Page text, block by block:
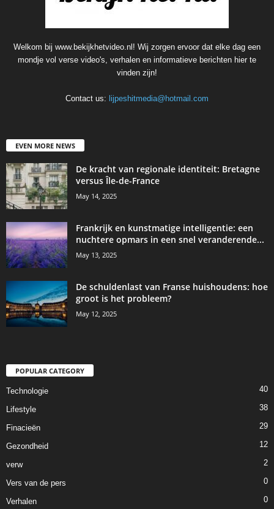
Welkom bij www.bekijkhetvideo.nl! Wij zorgen ervoor dat elke dag een
mondje vol verse video's, verhalen en informatieve berichten hier te
vinden zijn!
Contact us: lijpeshitmedia@hotmail.com
EVEN MORE NEWS
De kracht van regionale identiteit: Bretagne
versus Île-de-France
May 14, 2025
Frankrijk en kunstmatige intelligentie: een
nuchtere opmars in een snel veranderende...
May 13, 2025
De schuldenlast van Franse huishoudens: hoe
groot is het probleem?
May 12, 2025
POPULAR CATEGORY
Technologie 40
Lifestyle 38
Finacieën 29
Gezondheid 12
verw 2
Vers van de pers 0
Verhalen 0